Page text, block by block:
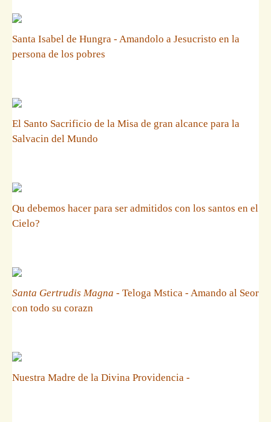
Santa Isabel de Hungra - Amandolo a Jesucristo en la
persona de los pobres
El Santo Sacrificio de la Misa de gran alcance para la
Salvacin del Mundo
Qu debemos hacer para ser admitidos con los santos en el
Cielo?
Santa Gertrudis Magna - Teloga Mstica - Amando al Seor
con todo su corazn
Nuestra Madre de la Divina Providencia -